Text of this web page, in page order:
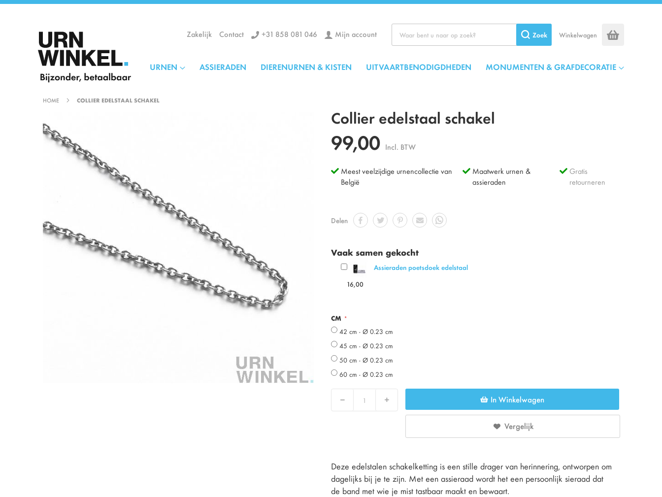
de
inhoud
Winkelwagen
Zakelijk Contact +31 858 081 046 Mijn account Zoek
URNEN ASSIERADEN DIERENURNEN & KISTEN UITVAARTBENODIGDHEDEN MONUMENTEN & GRAFDECORATIE
HOME COLLIER EDELSTAAL SCHAKEL
naar
het
einde
Collier edelstaal schakel
99,00 Incl. BTW
Meest veelzijdige urnencollectie van
België
Maatwerk urnen &
assieraden
Gratis
retourneren
Delen
Vaak samen gekocht
Assieraden poetsdoek edelstaal
16,00
CM
42 cm - Ø 0.23 cm
45 cm - Ø 0.23 cm
50 cm - Ø 0.23 cm
60 cm - Ø 0.23 cm
Decrease Increase In Winkelwagen
Vergelijk
Deze edelstalen schakelketting is een stille drager van herinnering, ontworpen om
dagelijks bij je te zijn. Met een assieraad wordt het een persoonlijk sieraad dat
de band met wie je mist tastbaar maakt en bewaart.